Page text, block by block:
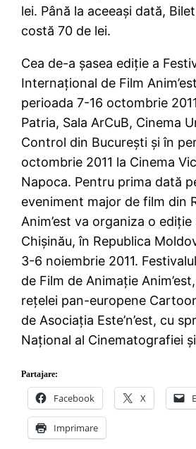
lei. Până la aceeaşi dată,
costă 70 de lei.
Cea de-a şasea ediţie a
Internaţional de Film
perioada 7-16 octombrie
Patria, Sala ArCuB, Cinema
Control din Bucureşti şi în
octombrie 2011 la Cinema
Napoca. Pentru prima dată
eveniment major de film din
Anim’est va organiza o ediţie
Chişinău, în Republica
3-6 noiembrie 2011.
de Film de Animaţie
reţelei pan-europene
de Asociaţia Este’n’est, cu
Naţional al Cinematografiei
Partajare:
Facebook X
Imprimare